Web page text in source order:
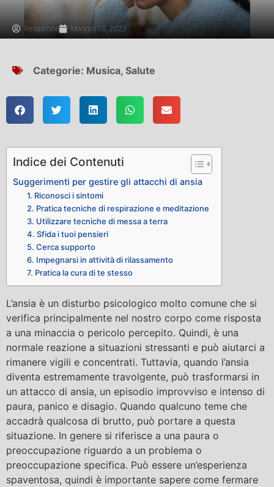
Redazione Maggio 13, 2023
Categorie: Musica, Salute
Indice dei Contenuti
Suggerimenti per gestire gli attacchi di ansia
1. Riconosci i sintomi
2. Pratica tecniche di respirazione e meditazione
3. Utilizzare tecniche di messa a terra
4. Sfida i tuoi pensieri
5. Cerca supporto
6. Impegnarsi in attività di rilassamento
7. Pratica la cura di te stesso
L’ansia è un disturbo psicologico molto comune che si
verifica principalmente nel nostro corpo come risposta
a una minaccia o pericolo percepito. Quindi, è una
normale reazione a situazioni stressanti e può aiutarci a
rimanere vigili e concentrati. Tuttavia, quando l’ansia
diventa estremamente travolgente, può trasformarsi in
un attacco di ansia, un episodio improvviso e intenso di
paura, panico e disagio. Quando qualcuno teme che
accadrà qualcosa di brutto, può portare a questa
situazione. In genere si riferisce a una paura o
preoccupazione riguardo a un problema o
preoccupazione specifica. Può essere un’esperienza
spaventosa, quindi è importante sapere come fermare